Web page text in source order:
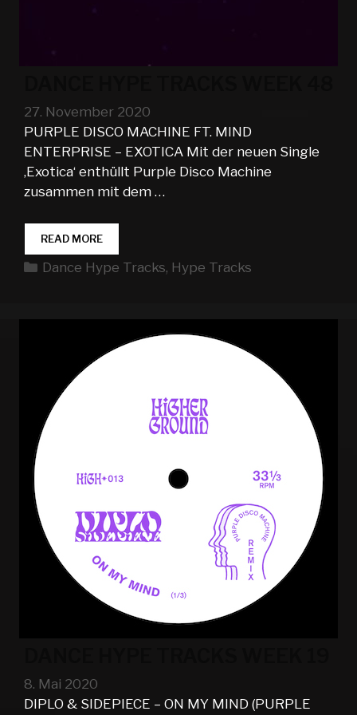
27. November 2020
PURPLE DISCO MACHINE FT. MIND
ENTERPRISE – EXOTICA Mit der neuen Single
‚Exotica‘ enthüllt Purple Disco Machine
zusammen mit dem …
READ MOREDANCE
HYPE
TRACKS
Kategorien
Dance Hype Tracks, Hype Tracks
8. Mai 2020
DIPLO & SIDEPIECE – ON MY MIND (PURPLE